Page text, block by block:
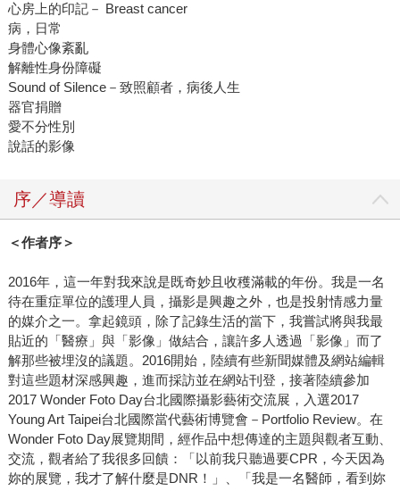
心房上的印記－ Breast cancer
病，日常
身體心像紊亂
解離性身份障礙
Sound of Silence－致照顧者，病後人生
器官捐贈
愛不分性別
說話的影像
序／導讀
＜作者序＞
2016年，這一年對我來說是既奇妙且收穫滿載的年份。我是一名
待在重症單位的護理人員，攝影是興趣之外，也是投射情感力量
的媒介之一。拿起鏡頭，除了記錄生活的當下，我嘗試將與我最
貼近的「醫療」與「影像」做結合，讓許多人透過「影像」而了
解那些被埋沒的議題。2016開始，陸續有些新聞媒體及網站編輯
對這些題材深感興趣，進而採訪並在網站刊登，接著陸續參加
2017 Wonder Foto Day台北國際攝影藝術交流展，入選2017
Young Art Taipei台北國際當代藝術博覽會－Portfolio Review。在
Wonder Foto Day展覽期間，經作品中想傳達的主題與觀者互動、
交流，觀者給了我很多回饋：「以前我只聽過要CPR，今天因為
妳的展覽，我才了解什麼是DNR！」、「我是一名醫師，看到妳